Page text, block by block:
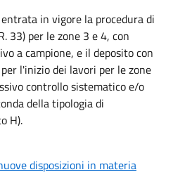
in vigore la procedura di
33) per le zone 3 e 4, con
a campione, e il deposito con
l'inizio dei lavori per le zone
controllo sistematico e/o
della tipologia di
H).
disposizioni in materia